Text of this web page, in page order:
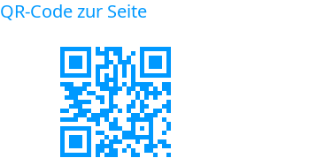
QR-Code zur Seite